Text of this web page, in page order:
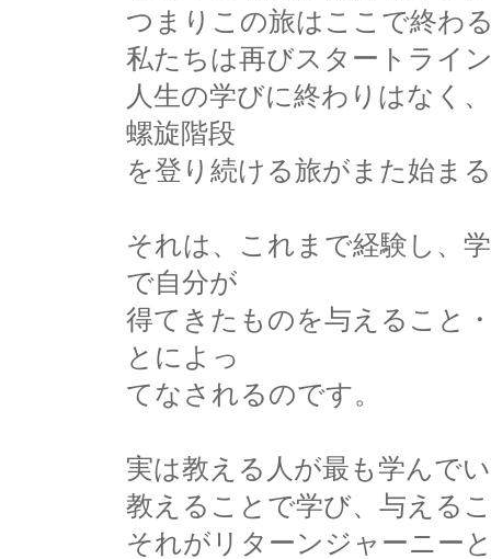
つまりこの旅はここで終わ
私たちは再びスタートライ
人生の学びに終わりはなく
螺旋階段
を登り続ける旅がまた始ま
それは、これまで経験し、
で自分が
得てきたものを与えること
とによっ
てなされるのです。
実は教える人が最も学んで
教えることで学び、与える
それがリターンジャーニー